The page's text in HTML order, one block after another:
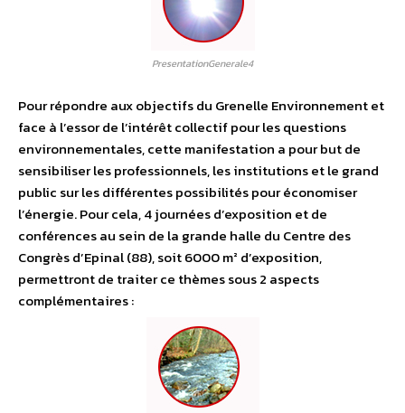
PresentationGenerale4
Pour répondre aux objectifs du Grenelle Environnement et
face à l’essor de l’intérêt collectif pour les questions
environnementales, cette manifestation a pour but de
sensibiliser les professionnels, les institutions et le grand
public sur les différentes possibilités pour économiser
l’énergie. Pour cela, 4 journées d’exposition et de
conférences au sein de la grande halle du Centre des
Congrès d’Epinal (88), soit 6000 m² d’exposition,
permettront de traiter ce thèmes sous 2 aspects
complémentaires :